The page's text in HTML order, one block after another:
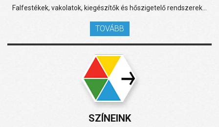
Falfestékek, vakolatok, kiegészítők és hőszigetelő rendszerek...
TOVÁBB
SZÍNEINK